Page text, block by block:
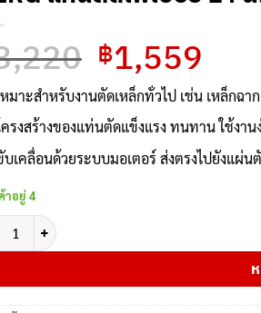
Original
price
was:
฿3,220.
฿1,559
is:
฿
หมาะสำหรับงานตัดเหล็กทั่วไป เช่น เหล็กฉ
ครงสร้างของแท่นตัดแข็งแรง ทนทาน ใช้งาน
บเคลื่อนด้วยระบบมอเตอร์ ส่งตรงไปยังแผ่น
าอยู่ 4
น BERG แท่นตัดไฟเบอร์ 14 นิ้ว รุ่น BG-501 ชิ้น